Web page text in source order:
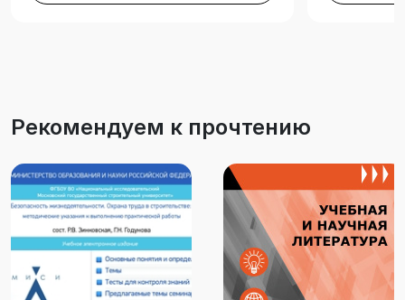
Рекомендуем к прочтению